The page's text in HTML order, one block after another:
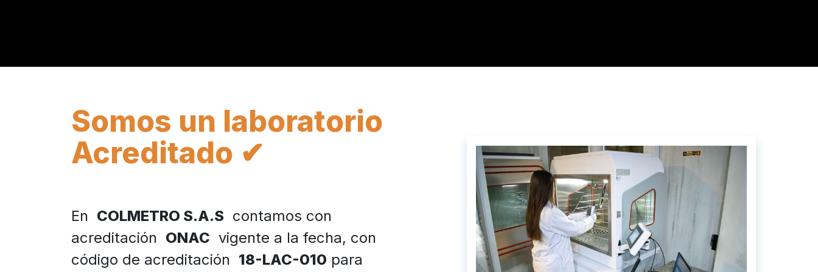
Somos un laboratorio
Acreditado ✔
En COLMETRO S.A.S contamos con
acreditación ONAC vigente a la fecha, con
código de acreditación 18-LAC-010 para